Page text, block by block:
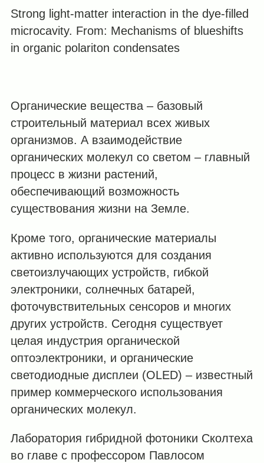
Strong light-matter interaction in the dye-filled
microcavity. From: Mechanisms of blueshifts
in organic polariton condensates
Органические вещества – базовый
строительный материал всех живых
организмов. А взаимодействие
органических молекул со светом – главный
процесс в жизни растений,
обеспечивающий возможность
существования жизни на Земле.
Кроме того, органические материалы
активно используются для создания
светоизлучающих устройств, гибкой
электроники, солнечных батарей,
фоточувствительных сенсоров и многих
других устройств. Сегодня существует
целая индустрия органической
оптоэлектроники, и органические
светодиодные дисплеи (OLED) – известный
пример коммерческого использования
органических молекул.
Лаборатория гибридной фотоники Сколтеха
во главе с профессором Павлосом